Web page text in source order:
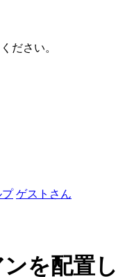
ださい。
プ ゲストさん
を配置し